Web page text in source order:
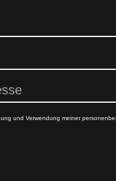
und Verwendung meiner